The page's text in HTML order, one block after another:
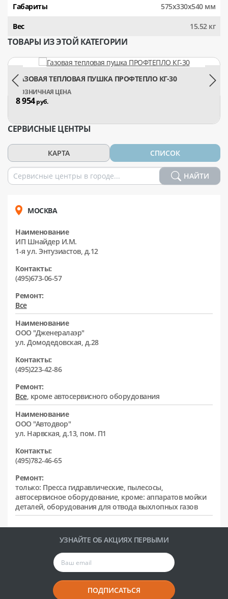
Габариты 575х330х540 мм
Вес 15.52 кг
ТОВАРЫ ИЗ ЭТОЙ КАТЕГОРИИ
ГАЗОВАЯ ТЕПЛОВАЯ ПУШКА ПРОФТЕПЛО КГ-30
8 954руб.
СЕРВИСНЫЕ ЦЕНТРЫ
КАРТА СПИСОК
НАЙТИ
МОСКВА
Наименование
ИП Шнайдер И.М.
1-я ул. Энтузиастов, д.12
Контакты:
(495)673-06-57
Ремонт:
Все
Наименование
ООО "Дженералаэр"
ул. Домодедовская, д.28
Контакты:
(495)223-42-86
Ремонт:
Все, кроме автосервисного оборудования
Наименование
ООО "Автодвор"
ул. Нарвская, д.13, пом. П1
Контакты:
(495)782-46-65
Ремонт:
только: Пресса гидравлические, пылесосы,
автосервисное оборудование, кроме: аппаратов мойки
деталей, оборудования для отвода выхлопных газов
УЗНАЙТЕ ОБ АКЦИЯХ ПЕРВЫМИ
ПОДПИСАТЬСЯ